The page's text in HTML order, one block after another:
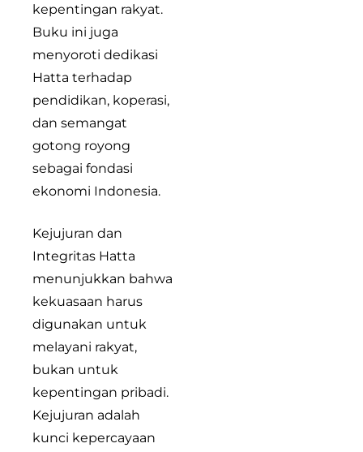
kepentingan rakyat.
Buku ini juga
menyoroti dedikasi
Hatta terhadap
pendidikan, koperasi,
dan semangat
gotong royong
sebagai fondasi
ekonomi Indonesia.
Kejujuran dan
Integritas Hatta
menunjukkan bahwa
kekuasaan harus
digunakan untuk
melayani rakyat,
bukan untuk
kepentingan pribadi.
Kejujuran adalah
kunci kepercayaan